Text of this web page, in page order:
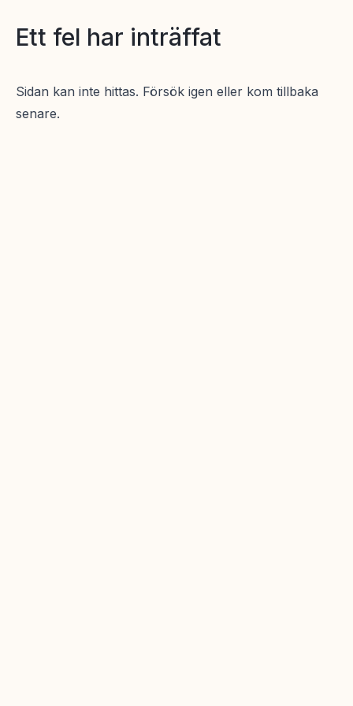
Ett fel har inträffat
Sidan kan inte hittas. Försök igen eller kom tillbaka
senare.